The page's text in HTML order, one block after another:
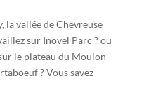
la vallée de Chevreuse
sur Inovel Parc ? ou
le plateau du Moulon
? Vous savez